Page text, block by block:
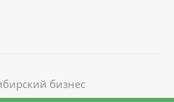
бизнес